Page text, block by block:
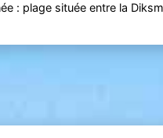
: plage située entre la